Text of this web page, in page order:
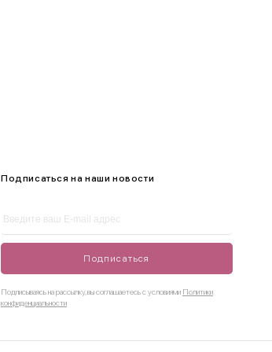
Подписаться на наши новости
Подписаться
Подписываясь на рассылку, вы соглашаетесь с условиями Политики
конфиденциальности